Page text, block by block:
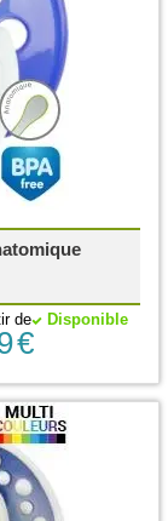
Disponible
de
€